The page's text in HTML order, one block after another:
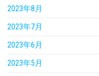
2023年8月
2023年7月
2023年6月
2023年5月